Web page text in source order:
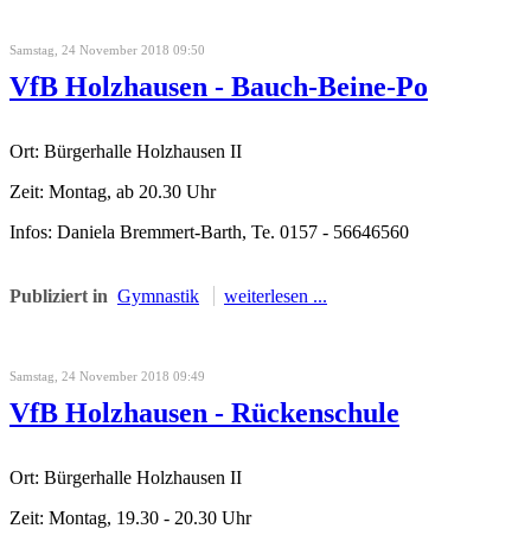
Samstag, 24 November 2018 09:50
VfB Holzhausen - Bauch-Beine-Po
Ort: Bürgerhalle Holzhausen II
Zeit: Montag, ab 20.30 Uhr
Infos: Daniela Bremmert-Barth, Te. 0157 - 56646560
Publiziert in Gymnastik weiterlesen ...
Samstag, 24 November 2018 09:49
VfB Holzhausen - Rückenschule
Ort: Bürgerhalle Holzhausen II
Zeit: Montag, 19.30 - 20.30 Uhr